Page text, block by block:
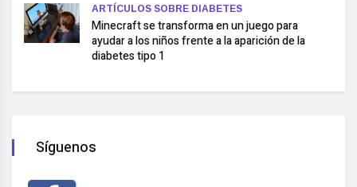
ARTÍCULOS SOBRE DIABETES
Minecraft se transforma en un juego para
ayudar a los niños frente a la aparición de la
diabetes tipo 1
Síguenos